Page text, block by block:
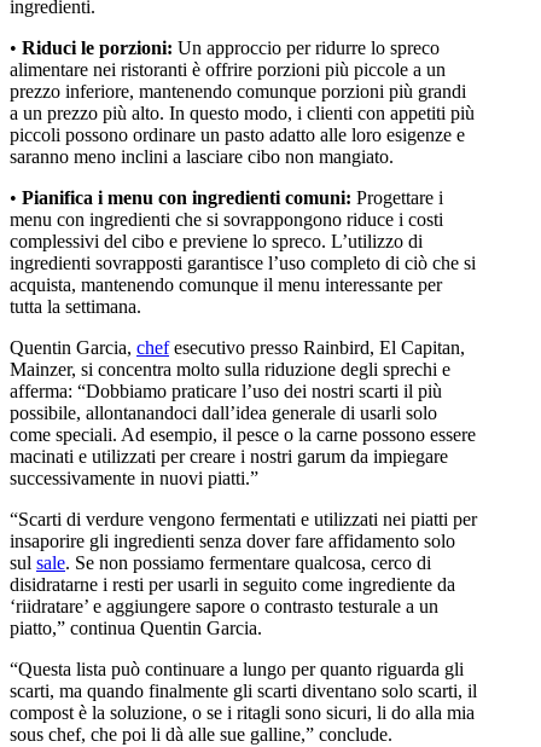
ingredienti.
• Riduci le porzioni: Un approccio per ridurre lo spreco
alimentare nei ristoranti è offrire porzioni più piccole a un
prezzo inferiore, mantenendo comunque porzioni più grandi
a un prezzo più alto. In questo modo, i clienti con appetiti più
piccoli possono ordinare un pasto adatto alle loro esigenze e
saranno meno inclini a lasciare cibo non mangiato.
• Pianifica i menu con ingredienti comuni: Progettare i
menu con ingredienti che si sovrappongono riduce i costi
complessivi del cibo e previene lo spreco. L’utilizzo di
ingredienti sovrapposti garantisce l’uso completo di ciò che si
acquista, mantenendo comunque il menu interessante per
tutta la settimana.
Quentin Garcia, chefesecutivo presso Rainbird, El Capitan,
Mainzer, si concentra molto sulla riduzione degli sprechi e
afferma: “Dobbiamo praticare l’uso dei nostri scarti il più
possibile, allontanandoci dall’idea generale di usarli solo
come speciali. Ad esempio, il pesce o la carne possono essere
macinati e utilizzati per creare i nostri garum da impiegare
successivamente in nuovi piatti.”
“Scarti di verdure vengono fermentati e utilizzati nei piatti per
insaporire gli ingredienti senza dover fare affidamento solo
sul sale. Se non possiamo fermentare qualcosa, cerco di
disidratarne i resti per usarli in seguito come ingrediente da
‘riidratare’ e aggiungere sapore o contrasto testurale a un
piatto,” continua Quentin Garcia.
“Questa lista può continuare a lungo per quanto riguarda gli
scarti, ma quando finalmente gli scarti diventano solo scarti, il
compost è la soluzione, o se i ritagli sono sicuri, li do alla mia
sous chef, che poi li dà alle sue galline,” conclude.